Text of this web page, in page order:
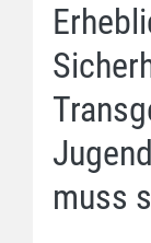
muss